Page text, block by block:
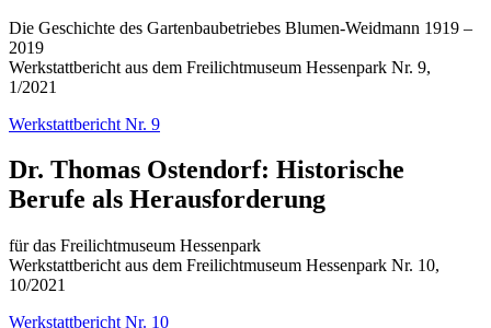
Die Geschichte des Gartenbaubetriebes Blumen-Weidmann 1919 –
2019
Werkstattbericht aus dem Freilichtmuseum Hessenpark Nr. 9,
1/2021
Werkstattbericht Nr. 9
Dr. Thomas Ostendorf: Historische
Berufe als Herausforderung
für das Freilichtmuseum Hessenpark
Werkstattbericht aus dem Freilichtmuseum Hessenpark Nr. 10,
10/2021
Werkstattbericht Nr. 10